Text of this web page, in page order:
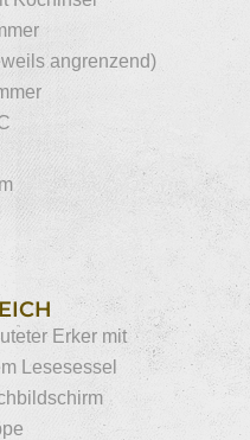
angrenzend)
Erker mit
Lesesessel